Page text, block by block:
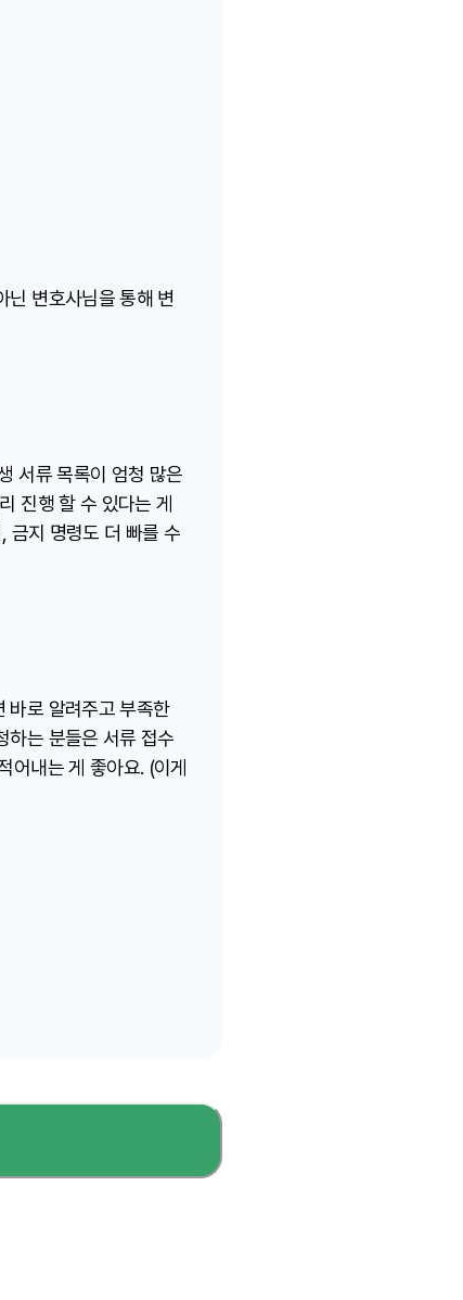
닌 변호사님을 통해 변
서류 목록이 엄청 많은
진행 할 수 있다는 게
금지 명령도 더 빠를 수
바로 알려주고 부족한
하는 분들은 서류 접수
어내는 게 좋아요. (이게